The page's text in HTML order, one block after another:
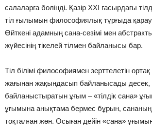
салаларға бөлінді. Қазір XXI ғасырдағы
тіл ғылымын философиялық тұрғыда қарау
Өйткені адамның сана-сезімі мен
жүйесінің тікелей тілмен байланысы бар.
Тіл білімі философиямен зерттелетін
жағынан жақындасып байланысады
байланыстыратын ұғым – «тілдік сана»
ұғымына анықтама бермес бұрын, сананың
тоқталған жөн. Осыған дейін «сана»